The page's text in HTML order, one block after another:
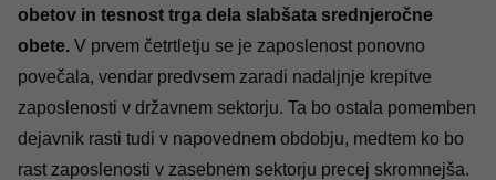
obetov in tesnost trga dela slabšata srednjeročne
obete. V prvem četrtletju se je zaposlenost ponovno
povečala, vendar predvsem zaradi nadaljnje krepitve
zaposlenosti v državnem sektorju. Ta bo ostala pomemben
dejavnik rasti tudi v napovednem obdobju, medtem ko bo
rast zaposlenosti v zasebnem sektorju precej skromnejša.